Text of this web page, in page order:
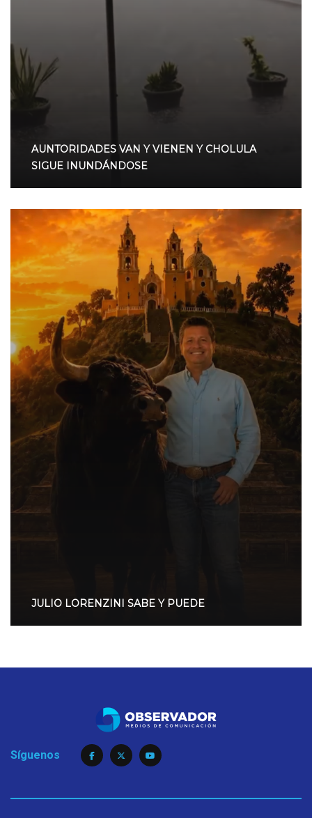
AUNTORIDADES VAN Y VIENEN Y CHOLULA
SIGUE INUNDÁNDOSE
JULIO LORENZINI SABE Y PUEDE
Síguenos